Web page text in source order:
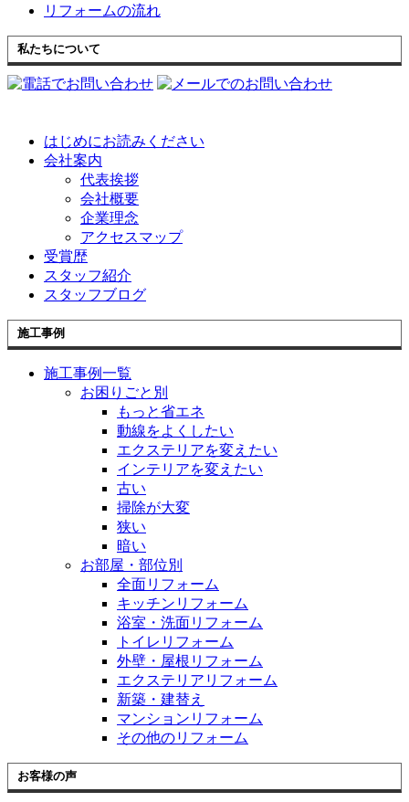
リフォームの流れ
私たちについて
はじめにお読みください
会社案内
代表挨拶
会社概要
企業理念
アクセスマップ
受賞歴
スタッフ紹介
スタッフブログ
施工事例
施工事例一覧
お困りごと別
もっと省エネ
動線をよくしたい
エクステリアを変えたい
インテリアを変えたい
古い
掃除が大変
狭い
暗い
お部屋・部位別
全面リフォーム
キッチンリフォーム
浴室・洗面リフォーム
トイレリフォーム
外壁・屋根リフォーム
エクステリアリフォーム
新築・建替え
マンションリフォーム
その他のリフォーム
お客様の声